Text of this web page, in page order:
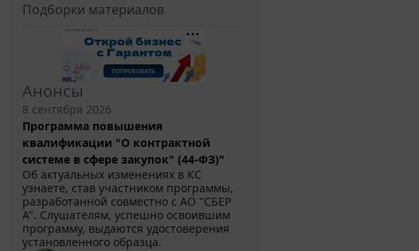
Подборки материалов
Анонсы
8 сентября 2026
Программа повышения
квалификации "О контрактной
системе в сфере закупок" (44-ФЗ)"
Об актуальных изменениях в КС
узнаете, став участником программы,
разработанной совместно с АО ''СБЕР
А". Слушателям, успешно освоившим
программу, выдаются удостоверения
установленного образца.